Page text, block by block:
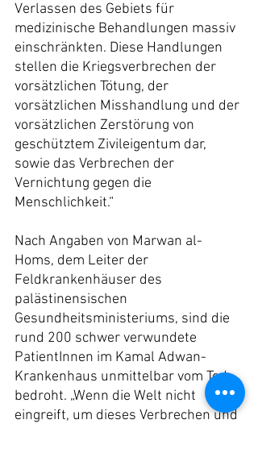
Verlassen des Gebiets für
medizinische Behandlungen massiv
einschränkten. Diese Handlungen
stellen die Kriegsverbrechen der
vorsätzlichen Tötung, der
vorsätzlichen Misshandlung und der
vorsätzlichen Zerstörung von
geschütztem Zivileigentum dar,
sowie das Verbrechen der
Vernichtung gegen die
Menschlichkeit.“
Nach Angaben von Marwan al-
Homs, dem Leiter der
Feldkrankenhäuser des
palästinensischen
Gesundheitsministeriums, sind die
rund 200 schwer verwundete
PatientInnen im Kamal Adwan-
Krankenhaus unmittelbar vom Tod
bedroht. „Wenn die Welt nicht
eingreift, um dieses Verbrechen und